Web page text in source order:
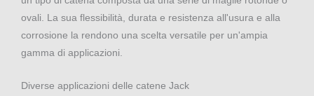
ovali. La sua flessibilità, durata e resistenza all'usura e alla
corrosione la rendono una scelta versatile per un'ampia
gamma di applicazioni.
Diverse applicazioni delle catene Jack